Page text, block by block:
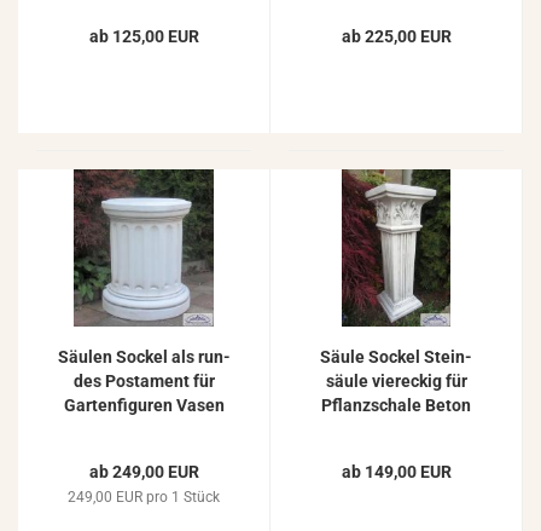
ab 125,00 EUR ab 225,00 EUR
Säu­len So­ckel als run­
des Pos­ta­ment für
Gar­ten­fi­gu­ren Vasen
ab 249,00 EUR
249,00 EUR pro 1 Stück
Säule So­ckel Stein­
säu­le vier­eckig für
Pflanz­scha­le Beton
ab 149,00 EUR